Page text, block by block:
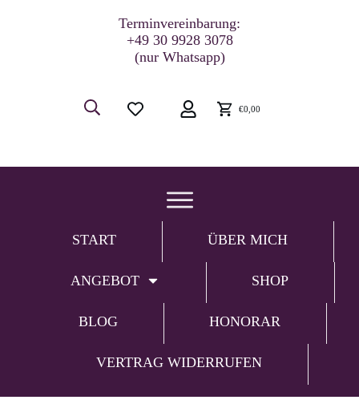
Terminvereinbarung:
+49 30 9928 3078
(nur Whatsapp)
€0,00
START ÜBER MICH
ANGEBOT SHOP
BLOG HONORAR
VERTRAG WIDERRUFEN